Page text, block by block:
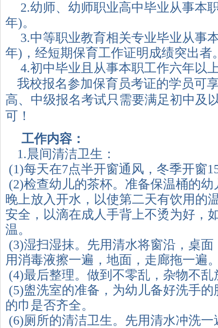
2.幼师、幼师职业高中毕业从事本
年)。
3.中等职业教育相关专业毕业从事
年)，经短期保育工作证明成绩突出者
4.初中毕业且从事本职工作六年以
我校报名参加保育员考证的学员可
高、中级报名考试只需要满足初中及
可！
工作内容：
1.晨间清洁卫生：
(1)每天在7点半开窗通风，冬季开窗
(2)检查幼儿的茶杯。准备保温桶的
晚上放入开水，以使第二天有饮用的
安全，以滴在成人手背上不烫为好，
温。
(3)湿扫湿抹。先用清水将窗沿，桌
用消毒液擦一遍，地面，走廊拖一遍
(4)最后整理。做到不零乱，杂物不乱
(5)盥洗室的准备，为幼儿备好洗手
的巾是否齐全。
(6)厕所的清洁卫生。先用清水冲洗